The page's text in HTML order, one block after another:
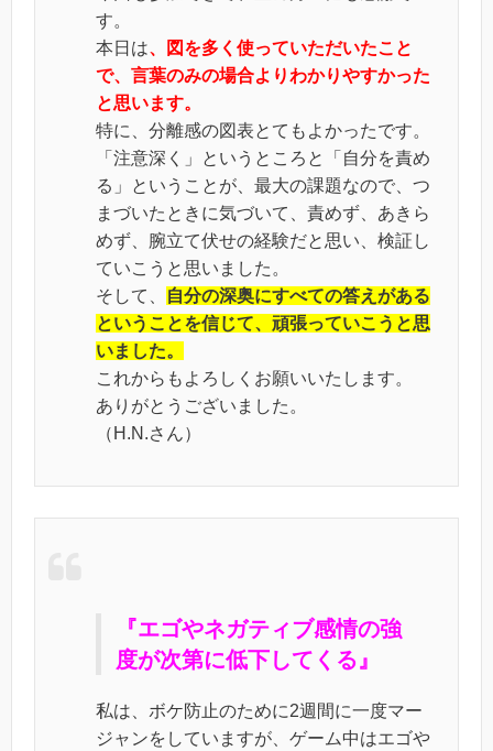
す。
本日は、図を多く使っていただいたこと
で、言葉のみの場合よりわかりやすかった
と思います。
特に、分離感の図表とてもよかったです。
「注意深く」というところと「自分を責め
る」ということが、最大の課題なので、つ
まづいたときに気づいて、責めず、あきら
めず、腕立て伏せの経験だと思い、検証し
ていこうと思いました。
そして、
自分の深奥にすべての答えがある
ということを信じて、頑張っていこうと思
いました。
これからもよろしくお願いいたします。
ありがとうございました。
（H.N.さん）
『エゴやネガティブ感情の強
度が次第に低下してくる』
私は、ボケ防止のために2週間に一度マー
ジャンをしていますが、ゲーム中はエゴや